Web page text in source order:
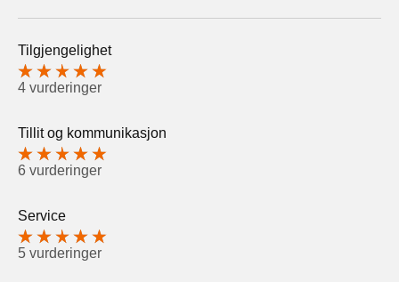
Tilgjengelighet
4 vurderinger
Tillit og kommunikasjon
6 vurderinger
Service
5 vurderinger